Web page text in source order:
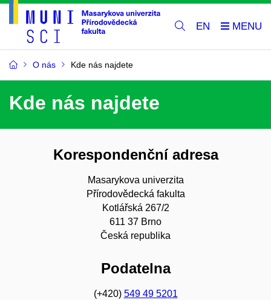
EN
O nás Kde nás najdete
Kde nás najdete
Korespondenční adresa
Masarykova univerzita
Přírodovědecká fakulta
Kotlářská 267/2
611 37 Brno
Česká republika
Podatelna
(+420) 549 49 5201